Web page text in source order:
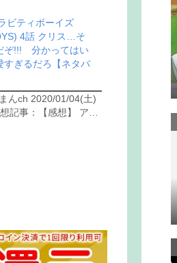
ビティボーイズ
4話 クリス…そ
ぞ!!! 分かってはい
すぎるだろ【ネタバ
んch 2020/01/04(土)
記事：【感想】 ア…